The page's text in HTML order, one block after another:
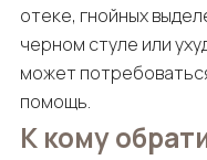
отеке, гнойных
черном стуле или
может
помощь.
К кому